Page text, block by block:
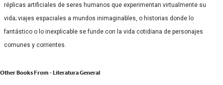
réplicas artificiales de seres humanos que experimentan virtualmente su
vida; viajes espaciales a mundos inimaginables, o historias donde lo
fantástico o lo inexplicable se funde con la vida cotidiana de personajes
comunes y corrientes.
Other Books From - Literatura General